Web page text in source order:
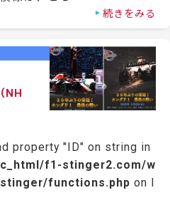
続きをみる
NH
property "ID" on string in
f1-stinger2.com/w
functions.php on l